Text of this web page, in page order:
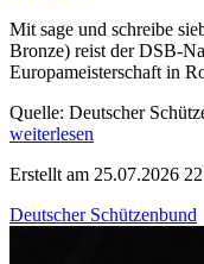
Mit sage und schreibe
Bronze) reist der DSB-
Europameisterschaft in
Quelle: Deutscher
weiterlesen
Erstellt am 25.07.2026
Deutscher Schützenbund